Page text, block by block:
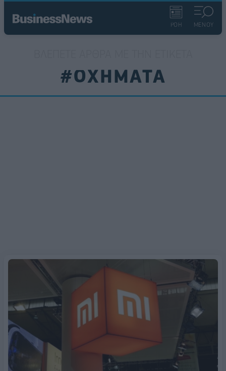
ΡΟΗ ΜΕΝΟΥ
#ΟΧΗΜΑΤΑ